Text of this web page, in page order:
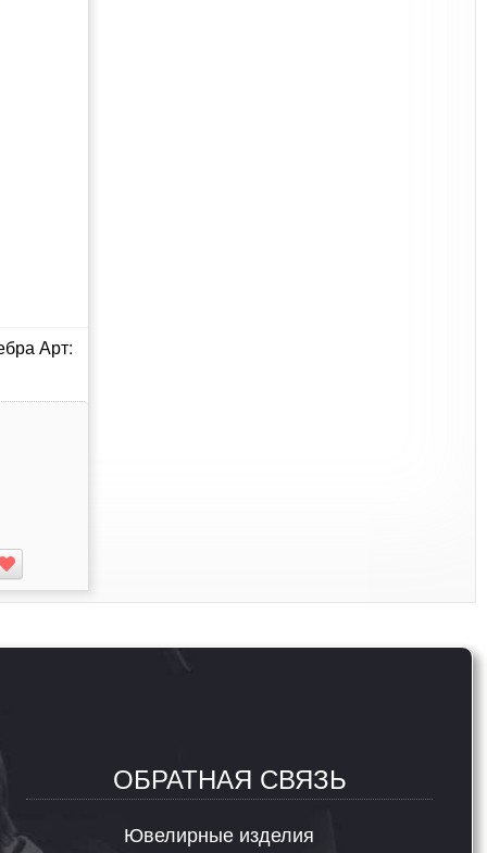
Арт:
ОБРАТНАЯ СВЯЗЬ
Ювелирные изделия